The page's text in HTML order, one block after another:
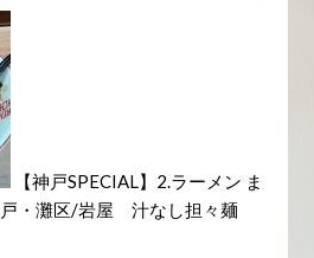
【神戸SPECIAL】2.ラーメン ま
・灘区/岩屋 汁なし担々麺